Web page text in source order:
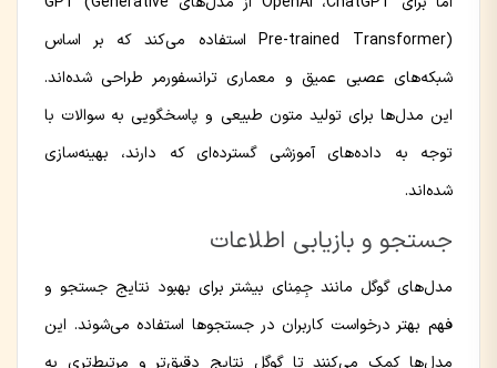
Pre-trained Transformer) استفاده می‌کند که بر اساس
شبکه‌های عصبی عمیق و معماری ترانسفورمر طراحی شده‌اند.
این مدل‌ها برای تولید متون طبیعی و پاسخگویی به سوالات با
توجه به داده‌های آموزشی گسترده‌ای که دارند، بهینه‌سازی
شده‌اند.
جستجو و بازیابی اطلاعات
مدل‌های گوگل مانند جِمِنای بیشتر برای بهبود نتایج جستجو و
فهم بهتر درخواست کاربران در جستجوها استفاده می‌شوند. این